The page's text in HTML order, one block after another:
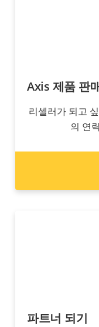
Axis 제품 판
리셀러가 되고
의 연
파트너 되기